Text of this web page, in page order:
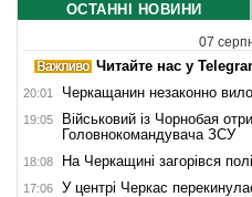
ОСТАННІ НОВИНИ
07
Читайте нас у
20:01 Черкащанин незаконно
19:05
Військовий із Чорнобая
Головнокомандувача ЗСУ
18:08 На Черкащині загорівся
17:06 У центрі Черкас